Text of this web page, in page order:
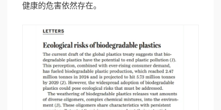
健康的危害依然存在。